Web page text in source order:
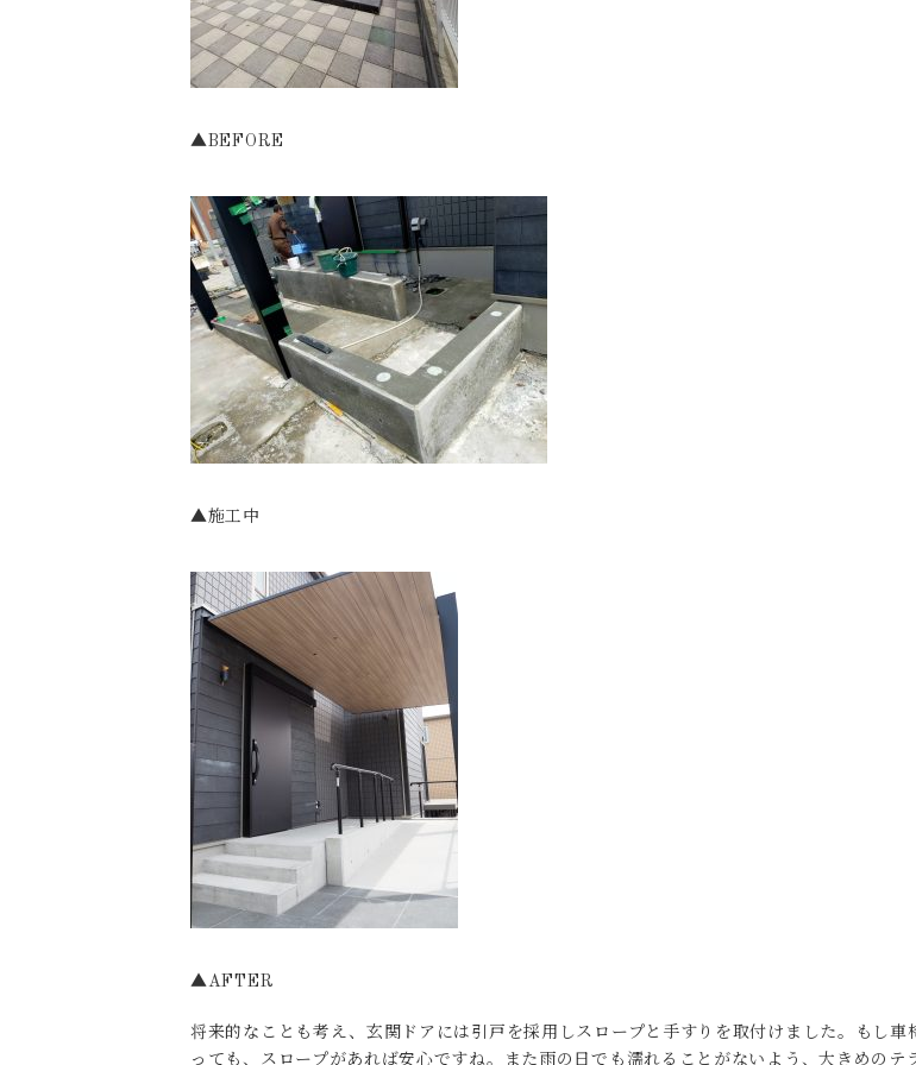
▲BEFORE
▲施工中
▲AFTER
将来的なことも考え、玄関ドアには引戸を採用しスロープと手すりを取付けました。もし車
っても、スロープがあれば安心ですね。また雨の日でも濡れることがないよう、大きめの